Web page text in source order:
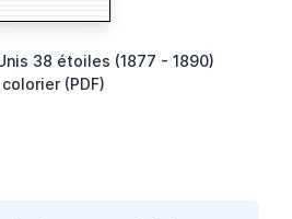
38 étoiles (1877 - 1890)
colorier (PDF)